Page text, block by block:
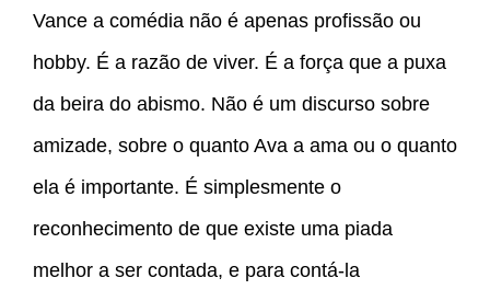
Vance a comédia não é apenas profissão ou
hobby. É a razão de viver. É a força que a puxa
da beira do abismo. Não é um discurso sobre
amizade, sobre o quanto Ava a ama ou o quanto
ela é importante. É simplesmente o
reconhecimento de que existe uma piada
melhor a ser contada, e para contá-la